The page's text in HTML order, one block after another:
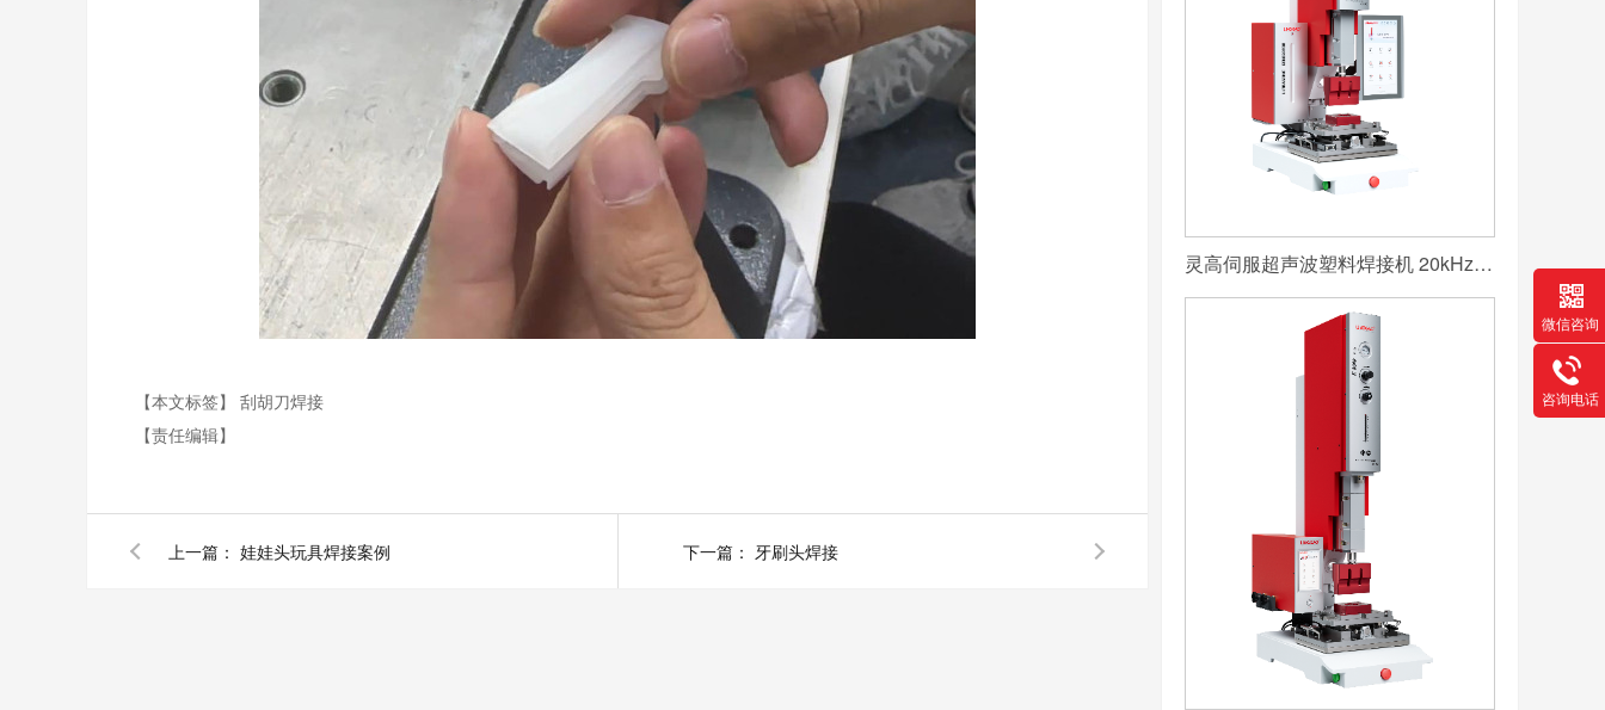
【本文标签】 刮胡刀焊接
【责任编辑】
上一篇： 娃娃头玩具焊接案例 下一篇： 牙刷头焊接
灵高伺服超声波塑料焊接机 20kHz 2000/3000W K3000 Servo
微信咨询
咨询电话